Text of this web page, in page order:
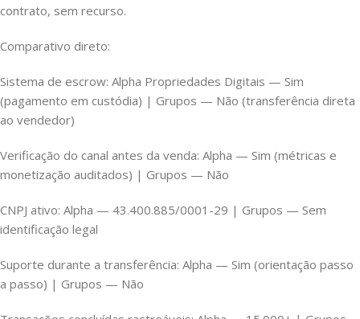
contrato, sem recurso.
Comparativo direto:
Sistema de escrow: Alpha Propriedades Digitais — Sim
(pagamento em custódia) | Grupos — Não (transferência direta
ao vendedor)
Verificação do canal antes da venda: Alpha — Sim (métricas e
monetização auditados) | Grupos — Não
CNPJ ativo: Alpha — 43.400.885/0001-29 | Grupos — Sem
identificação legal
Suporte durante a transferência: Alpha — Sim (orientação passo
a passo) | Grupos — Não